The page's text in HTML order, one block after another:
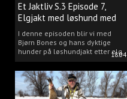
18:04
Et Jaktliv S.3 Episode 7,
Elgjakt med løshund med
Bjørn Bones.
I denne episoden blir vi med
Bjørn Bones og hans dyktige
hunder på løshundjakt etter elg.